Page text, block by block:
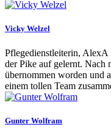
Vicky Welzel
Pflegedienstleiterin,
der Pike auf gelernt. Nach
übernommen worden und
einem tollen Team
Gunter Wolfram